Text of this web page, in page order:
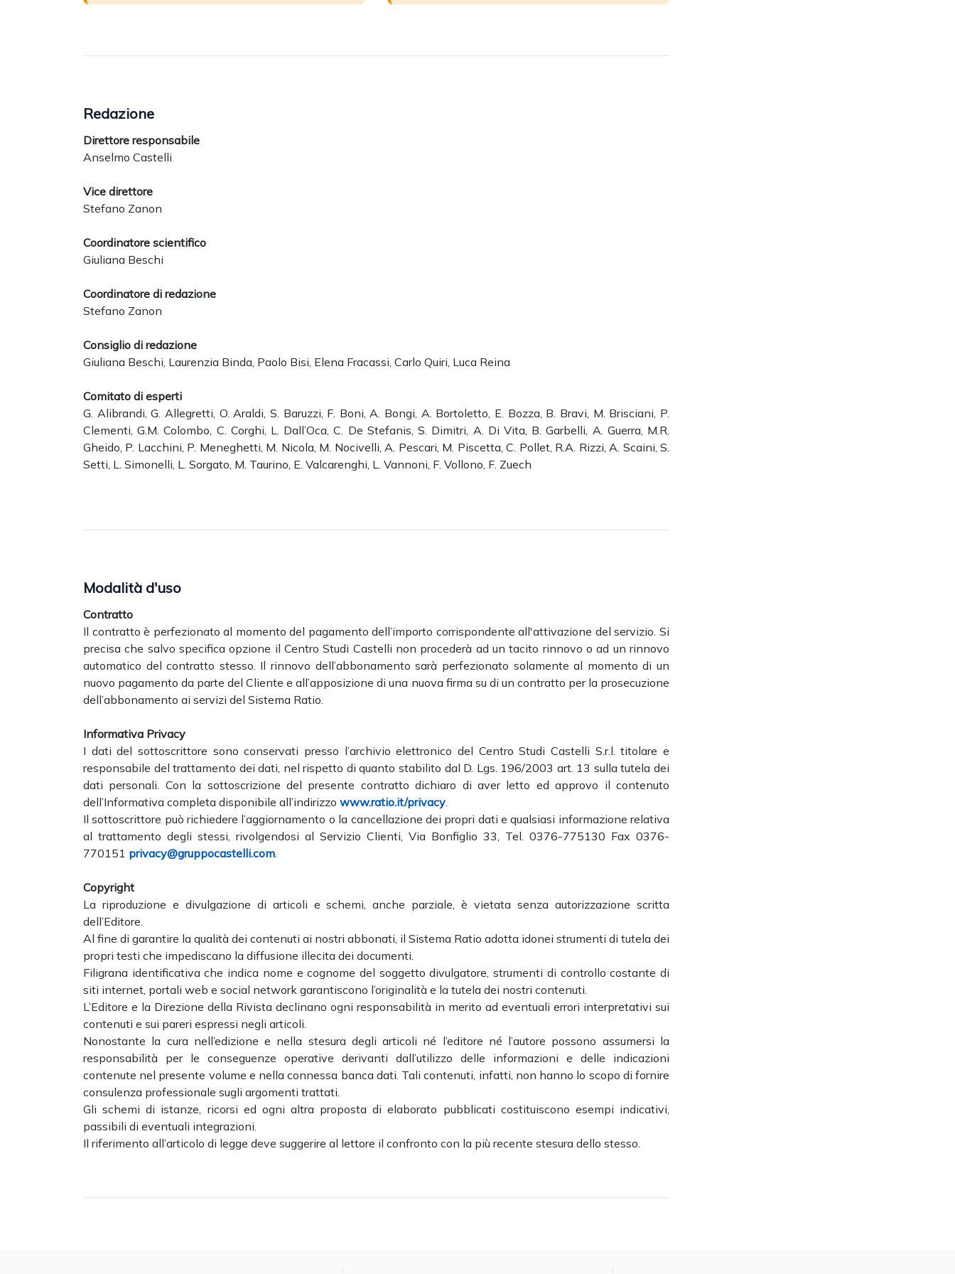
Redazione
Direttore responsabile
Anselmo Castelli
Vice direttore
Stefano Zanon
Coordinatore scientifico
Giuliana Beschi
Coordinatore di redazione
Stefano Zanon
Consiglio di redazione
Giuliana Beschi, Laurenzia Binda, Paolo Bisi, Elena Fracassi, Carlo Quiri, Luca Reina
Comitato di esperti
G. Alibrandi, G. Allegretti, O. Araldi, S. Baruzzi, F. Boni, A. Bongi, A. Bortoletto, E. Bozza, B. Bravi, M. Brisciani, P.
Clementi, G.M. Colombo, C. Corghi, L. Dall’Oca, C. De Stefanis, S. Dimitri, A. Di Vita, B. Garbelli, A. Guerra, M.R.
Gheido, P. Lacchini, P. Meneghetti, M. Nicola, M. Nocivelli, A. Pescari, M. Piscetta, C. Pollet, R.A. Rizzi, A. Scaini, S.
Setti, L. Simonelli, L. Sorgato, M. Taurino, E. Valcarenghi, L. Vannoni, F. Vollono, F. Zuech
Modalità d'uso
Contratto
Il contratto è perfezionato al momento del pagamento dell’importo corrispondente all'attivazione del servizio. Si
precisa che salvo specifica opzione il Centro Studi Castelli non procederà ad un tacito rinnovo o ad un rinnovo
automatico del contratto stesso. Il rinnovo dell’abbonamento sarà perfezionato solamente al momento di un
nuovo pagamento da parte del Cliente e all’apposizione di una nuova firma su di un contratto per la prosecuzione
dell’abbonamento ai servizi del Sistema Ratio.
Informativa Privacy
I dati del sottoscrittore sono conservati presso l’archivio elettronico del Centro Studi Castelli S.r.l. titolare e
responsabile del trattamento dei dati, nel rispetto di quanto stabilito dal D. Lgs. 196/2003 art. 13 sulla tutela dei
dati personali. Con la sottoscrizione del presente contratto dichiaro di aver letto ed approvo il contenuto
dell’Informativa completa disponibile all’indirizzo www.ratio.it/privacy.
Il sottoscrittore può richiedere l’aggiornamento o la cancellazione dei propri dati e qualsiasi informazione relativa
al trattamento degli stessi, rivolgendosi al Servizio Clienti, Via Bonfiglio 33, Tel. 0376-775130 Fax 0376-
770151 privacy@gruppocastelli.com.
Copyright
La riproduzione e divulgazione di articoli e schemi, anche parziale, è vietata senza autorizzazione scritta
dell’Editore.
Al fine di garantire la qualità dei contenuti ai nostri abbonati, il Sistema Ratio adotta idonei strumenti di tutela dei
propri testi che impediscano la diffusione illecita dei documenti.
Filigrana identificativa che indica nome e cognome del soggetto divulgatore, strumenti di controllo costante di
siti internet, portali web e social network garantiscono l’originalità e la tutela dei nostri contenuti.
L’Editore e la Direzione della Rivista declinano ogni responsabilità in merito ad eventuali errori interpretativi sui
contenuti e sui pareri espressi negli articoli.
Nonostante la cura nell’edizione e nella stesura degli articoli né l’editore né l’autore possono assumersi la
responsabilità per le conseguenze operative derivanti dall’utilizzo delle informazioni e delle indicazioni
contenute nel presente volume e nella connessa banca dati. Tali contenuti, infatti, non hanno lo scopo di fornire
consulenza professionale sugli argomenti trattati.
Gli schemi di istanze, ricorsi ed ogni altra proposta di elaborato pubblicati costituiscono esempi indicativi,
passibili di eventuali integrazioni.
Il riferimento all’articolo di legge deve suggerire al lettore il confronto con la più recente stesura dello stesso.